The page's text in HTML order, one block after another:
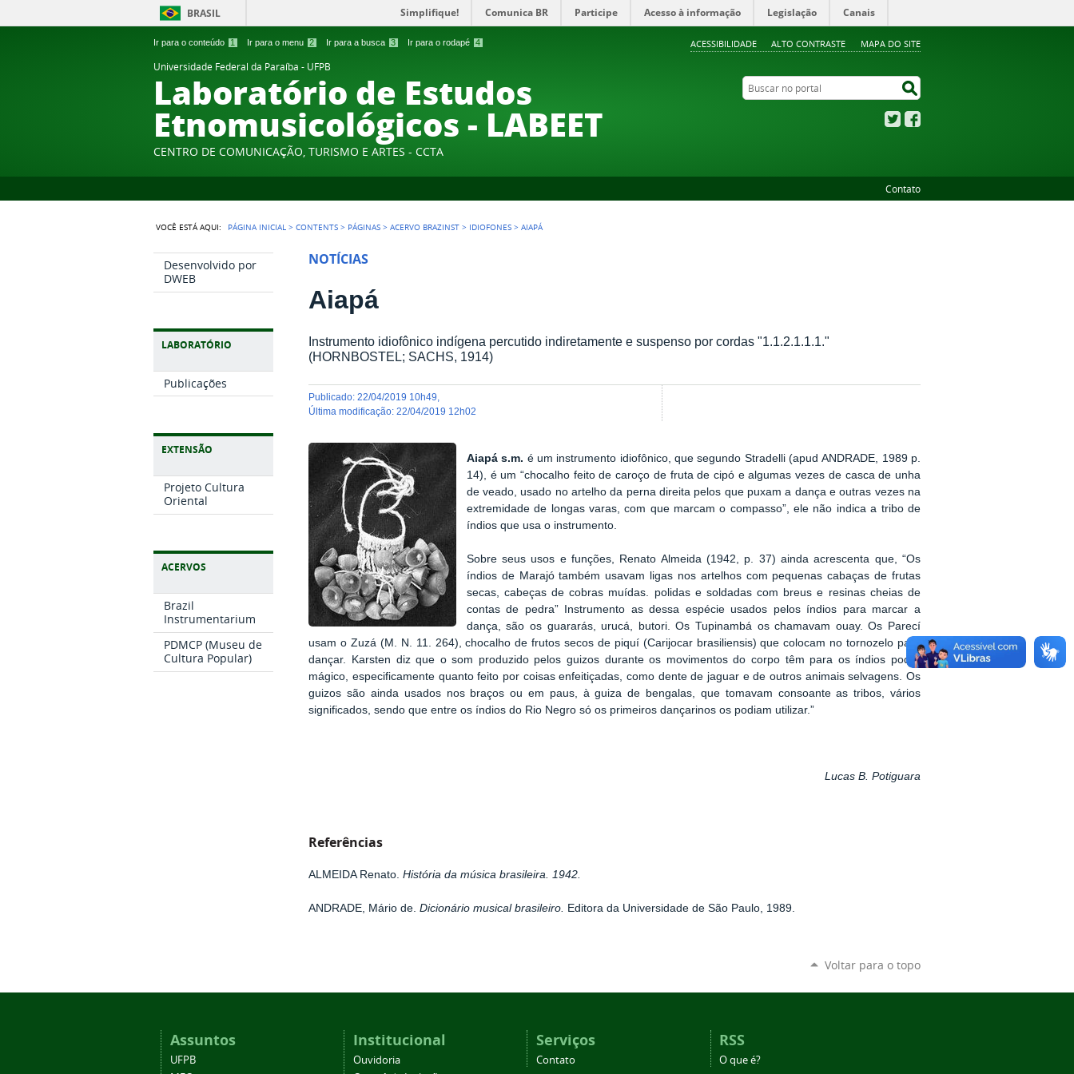
Ir para o conteúdo 1 Ir para o menu 2 Ir para a busca 3 Ir para o rodapé 4 ACESSIBILIDADE ALTO CONTRASTE MAPA DO SITE
BRASIL Simplifique! Comunica BR Participe Acesso à informação Legislação Canais
Universidade Federal da Paraíba - UFPB
Laboratório de Estudos
Etnomusicológicos - LABEET
CENTRO DE COMUNICAÇÃO, TURISMO E ARTES - CCTA
Buscar no portal
Twitter
Contato
VOCÊ ESTÁ AQUI: PÁGINA INICIAL >CONTENTS > PÁGINAS >ACERVO BRAZINST > IDIOFONES >AIAPÁ
Desenvolvido por
DWEB
LABORATÓRIO
Publicações
EXTENSÃO
Projeto Cultura
Oriental
ACERVOS
Brazil
Instrumentarium
PDMCP (Museu de
Cultura Popular)
NOTÍCIAS
Aiapá
Instrumento idiofônico indígena percutido indiretamente e suspenso por cordas "1.1.2.1.1.1."
(HORNBOSTEL; SACHS, 1914)
publicado:22/04/2019 10h49
última modificação:22/04/2019 12h02
Aiapá s.m. é um instrumento idiofônico, que segundo Stradelli (apud ANDRADE, 1989 p.
14), é um “chocalho feito de caroço de fruta de cipó e algumas vezes de casca de unha
de veado, usado no artelho da perna direita pelos que puxam a dança e outras vezes na
extremidade de longas varas, com que marcam o compasso”, ele não indica a tribo de
índios que usa o instrumento.
Sobre seus usos e funções, Renato Almeida (1942, p. 37) ainda acrescenta que, “Os
índios de Marajó também usavam ligas nos artelhos com pequenas cabaças de frutas
secas, cabeças de cobras muídas. polidas e soldadas com breus e resinas cheias de
contas de pedra” Instrumento as dessa espécie usados pelos índios para marcar a
dança, são os guararás, urucá, butori. Os Tupinambá os chamavam ouay. Os Parecí
usam o Zuzá (M. N. 11. 264), chocalho de frutos secos de piquí (Carijocar brasiliensis) que colocam no tornozelo para
dançar. Karsten diz que o som produzido pelos guizos durante os movimentos do corpo têm para os índios poder
mágico, especificamente quanto feito por coisas enfeitiçadas, como dente de jaguar e de outros animais selvagens. Os
guizos são ainda usados nos braços ou em paus, à guiza de bengalas, que tomavam consoante as tribos, vários
significados, sendo que entre os índios do Rio Negro só os primeiros dançarinos os podiam utilizar.”
Lucas B. Potiguara
Referências
ALMEIDA Renato.História da música brasileira. 1942.
ANDRADE, Mário de.Dicionário musical brasileiro. Editora da Universidade de São Paulo, 1989.
Voltar para o topo
Assuntos
UFPB
Institucional
Ouvidoria
Serviços
Contato
RSS
O que é?